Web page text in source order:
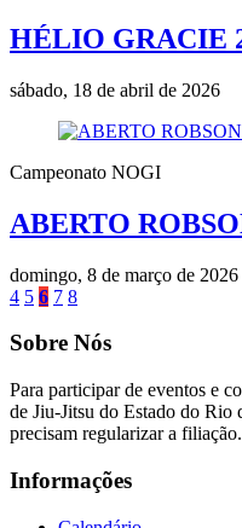
HÉLIO GRACIE
sábado, 18 de abril de 2026
Campeonato NOGI
ABERTO
domingo, 8 de março de 2026
4 5 6 7 8
Sobre Nós
Para participar de eventos e
de Jiu-Jitsu do Estado do Rio
precisam regularizar a filiação.
Informações